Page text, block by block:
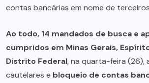
contas bancárias em nome de
Ao todo, 14 mandados de busca e
cumpridos em Minas Gerais,
Distrito Federal, na quarta-feira (26),
cautelares e bloqueio de contas